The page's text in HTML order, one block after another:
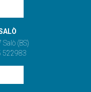
(BS)
522983